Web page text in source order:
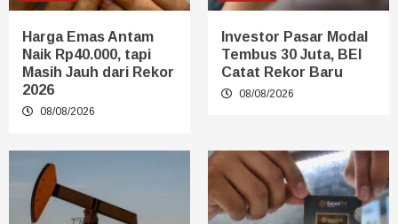
Harga Emas Antam
Naik Rp40.000, tapi
Masih Jauh dari Rekor
2026
08/08/2026
Investor Pasar Modal
Tembus 30 Juta, BEI
Catat Rekor Baru
08/08/2026